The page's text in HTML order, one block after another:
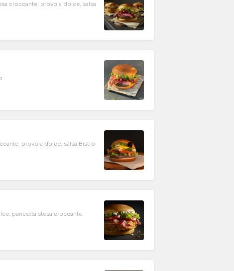
croccante, provola dolce, salsa
provola dolce, salsa Bistrò
pancetta stesa croccante,